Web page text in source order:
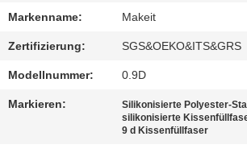
FORDERN
ZITAT
Markenname: Makeit
Zertifizierung: SGS&OEKO&ITS&GRS
Modellnummer: 0.9D
Markieren: Silikonisierte Polyester-
silikonisierte
9 d Kissenfüllfaser